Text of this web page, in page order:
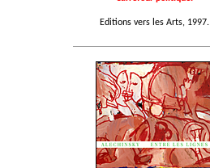
Editions vers les Arts, 1997.